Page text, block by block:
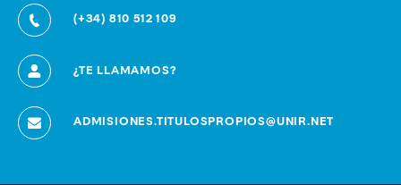
(+34) 810 512 109
¿TE LLAMAMOS?
ADMISIONES.TITULOSPROPIOS@UNIR.NET